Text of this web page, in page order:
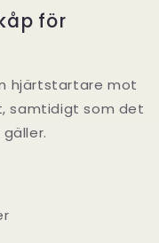
för
hjärtstartare mot
samtidigt som det